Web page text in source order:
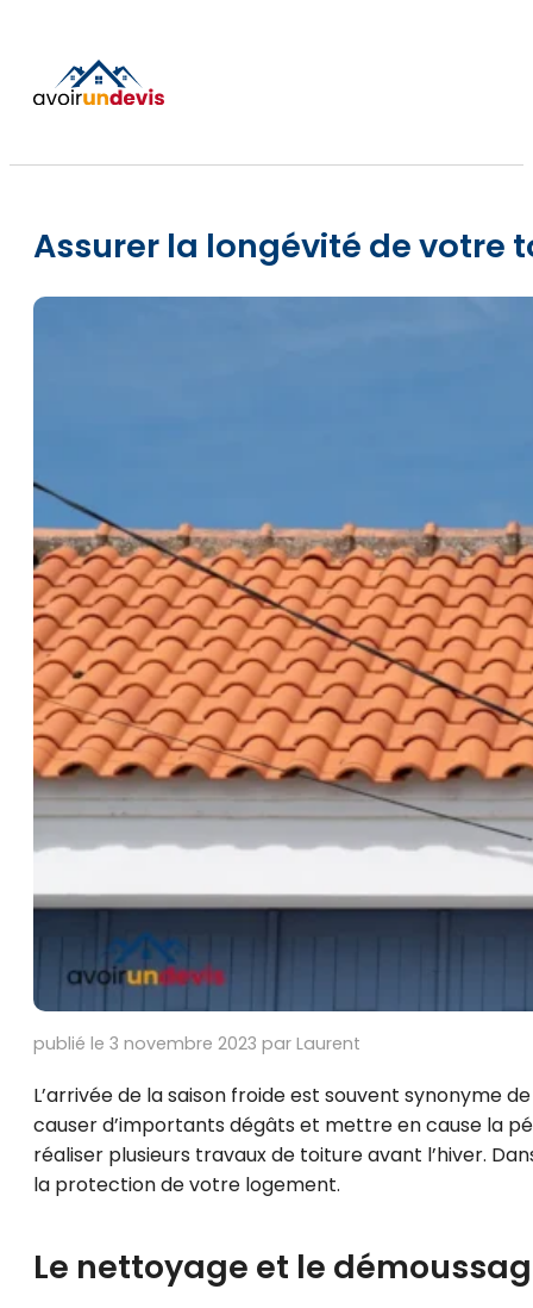
Assurer la longévité de votre
publié le 3 novembre 2023 par Laurent
L’arrivée de la saison froide est souvent synonyme
causer d’importants dégâts et mettre en cause la
réaliser plusieurs travaux de toiture avant l’hiver.
la protection de votre logement.
Le nettoyage et le